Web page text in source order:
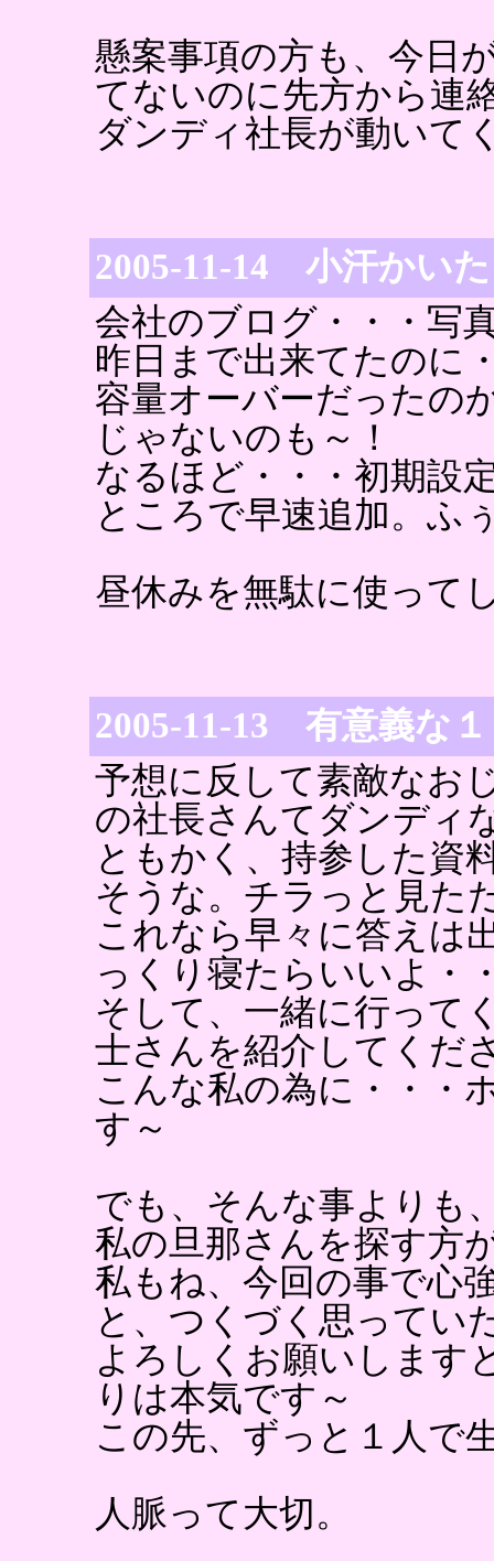
懸案事項の方も、今日
てないのに先方から連
ダンディ社長が動いて
2005-11-14 小汗かい
会社のブログ・・・写
昨日まで出来てたのに
容量オーバーだったの
じゃないのも～！
なるほど・・・初期設
ところで早速追加。ふ
昼休みを無駄に使って
2005-11-13 有意義な
予想に反して素敵なお
の社長さんてダンディ
ともかく、持参した資
そうな。チラっと見た
これなら早々に答えは
っくり寝たらいいよ・
そして、一緒に行って
士さんを紹介してくだ
こんな私の為に・・・
す～
でも、そんな事よりも
私の旦那さんを探す方
私もね、今回の事で心
と、つくづく思ってい
よろしくお願いします
りは本気です～
この先、ずっと１人で
人脈って大切。